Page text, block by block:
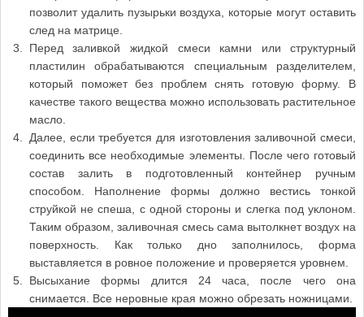
позволит удалить пузырьки воздуха, которые могут оставить
след на матрице.
Перед заливкой жидкой смеси камни или структурный
пластилин обрабатываются специальным разделителем,
который поможет без проблем снять готовую форму. В
качестве такого вещества можно использовать растительное
масло.
Далее, если требуется для изготовления заливочной смеси,
соединить все необходимые элементы. После чего готовый
состав залить в подготовленный контейнер ручным
способом. Наполнение формы должно вестись тонкой
струйкой не спеша, с одной стороны и слегка под уклоном.
Таким образом, заливочная смесь сама вытолкнет воздух на
поверхность. Как только дно заполнилось, форма
выставляется в ровное положение и проверяется уровнем.
Высыхание формы длится 24 часа, после чего она
снимается. Все неровные края можно обрезать ножницами.